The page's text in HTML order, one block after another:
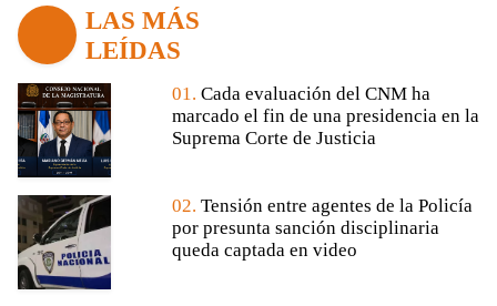
LAS MÁS
LEÍDAS
01. Cada evaluación del CNM ha
marcado el fin de una presidencia en la
Suprema Corte de Justicia
02. Tensión entre agentes de la Policía
por presunta sanción disciplinaria
queda captada en video